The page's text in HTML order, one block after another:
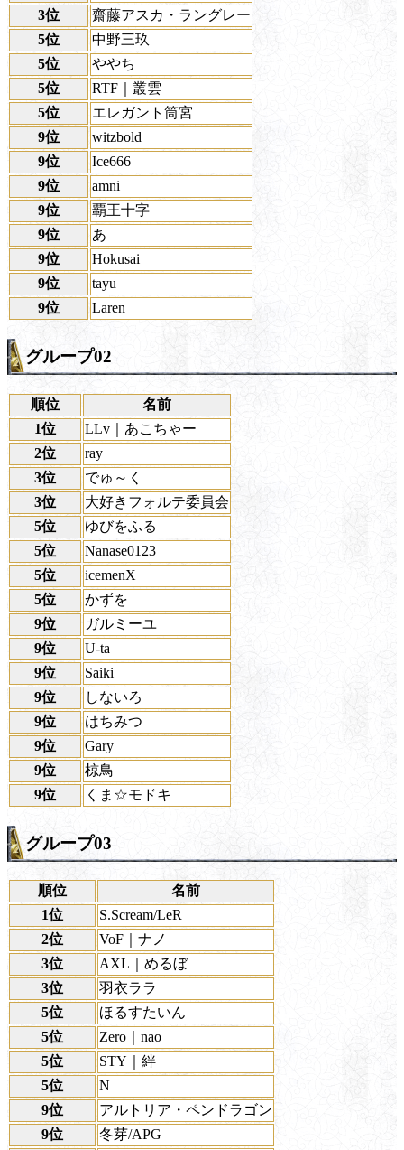
3位
齋藤アスカ・ラングレー
5位
中野三玖
5位
ややち
5位
RTF｜叢雲
5位
エレガント筒宮
9位
witzbold
9位
Ice666
9位
amni
9位
覇王十字
9位
あ
9位
Hokusai
9位
tayu
9位
Laren
グループ02
順位
名前
1位
LLv｜あこちゃー
2位
ray
3位
でゅ～く
3位
大好きフォルテ委員会
5位
ゆびをふる
5位
Nanase0123
5位
icemenX
5位
かずを
9位
ガルミーユ
9位
U-ta
9位
Saiki
9位
しないろ
9位
はちみつ
9位
Gary
9位
椋鳥
9位
くま☆モドキ
グループ03
順位
名前
1位
S.Scream/LeR
2位
VoF｜ナノ
3位
AXL｜めるぼ
3位
羽衣ララ
5位
ほるすたいん
5位
Zero｜nao
5位
STY｜絆
5位
N
9位
アルトリア・ペンドラゴン
9位
冬芽/APG